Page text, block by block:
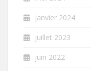
janvier 2024
juillet 2023
juin 2022